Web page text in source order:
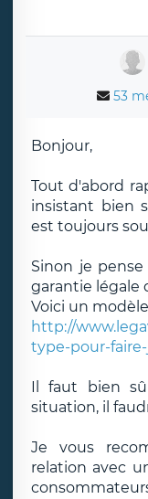
53
Bonjour,
Tout d'abord
insistant bien
est toujours
Sinon je
garantie légale
Voici un
http://
type-pour-faire-
Il faut bien
situation, il
Je vous
relation avec